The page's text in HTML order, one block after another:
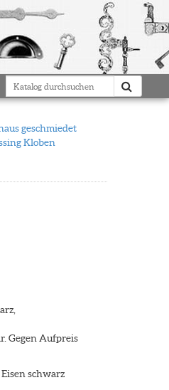
geschmiedet
Kloben
Gegen Aufpreis
schwarz